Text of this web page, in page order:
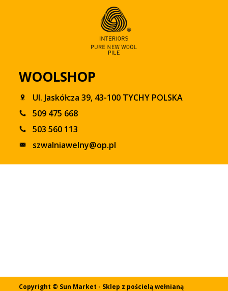
WOOLSHOP
Ul. Jaskółcza 39, 43-100 TYCHY POLSKA
509 475 668
503 560 113
szwalniawelny@op.pl
Copyright © Sun Market - Sklep z pościelą wełnianą